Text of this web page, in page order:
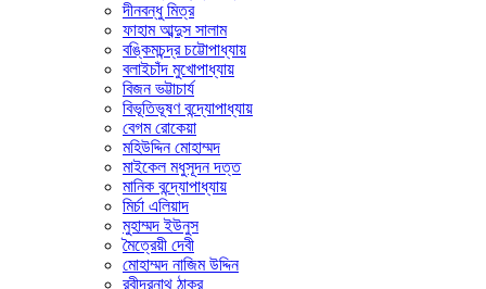
দীনবন্ধু মিত্র
ফাহাম আব্দুস সালাম
বঙ্কিমচন্দ্র চট্টোপাধ্যায়
বলাইচাঁদ মুখোপাধ্যায়
বিজন ভট্টাচার্য
বিভূতিভূষণ বন্দ্যোপাধ্যায়
বেগম রোকেয়া
মহিউদ্দিন মোহাম্মদ
মাইকেল মধুসূদন দত্ত
মানিক বন্দ্যোপাধ্যায়
মির্চা এলিয়াদ
মুহাম্মদ ইউনুস
মৈত্রেয়ী দেবী
মোহাম্মদ নাজিম উদ্দিন
রবীন্দ্রনাথ ঠাকুর